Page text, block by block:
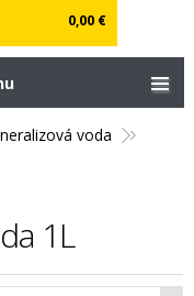
0,00 €
voda
1L